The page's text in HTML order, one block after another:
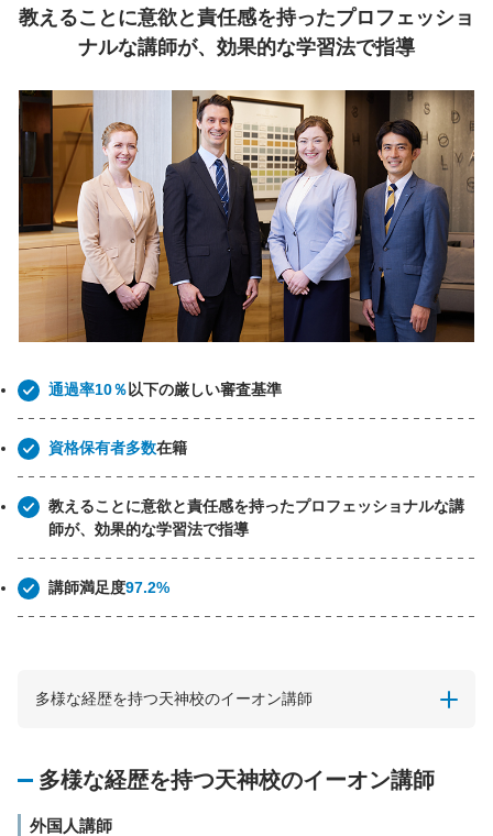
教えることに意欲と責任感を持ったプロフェッショ
ナルな講師が、効果的な学習法で指導
通過率10％ 以下の厳しい審査基準
資格保有者多数在籍
教えることに意欲と責任感を持ったプロフェッショナルな講
師が、効果的な学習法で指導
講師満足度97.2%
多様な経歴を持つ天神校のイーオン講師
多様な経歴を持つ天神校のイーオン講師
外国人講師